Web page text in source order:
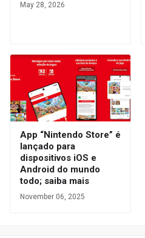
May 28, 2026
App “Nintendo Store” é
lançado para
dispositivos iOS e
Android do mundo
todo; saiba mais
November 06, 2025